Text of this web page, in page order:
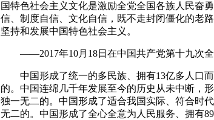
国特色社会主义文化是激励全党全国各族人民奋
信、制度自信、文化自信，既不走封闭僵化的老
坚持和发展中国特色社会主义。
——2017年10月18日在中国共产党第十九次全
中国形成了统一的多民族、拥有13亿多人口而
的。中国连绵几千年发展至今的历史从未中断，
独一无二的。中国形成了适合我国实际、符合时
无二的。中国形成了全心全意为人民服务、拥有